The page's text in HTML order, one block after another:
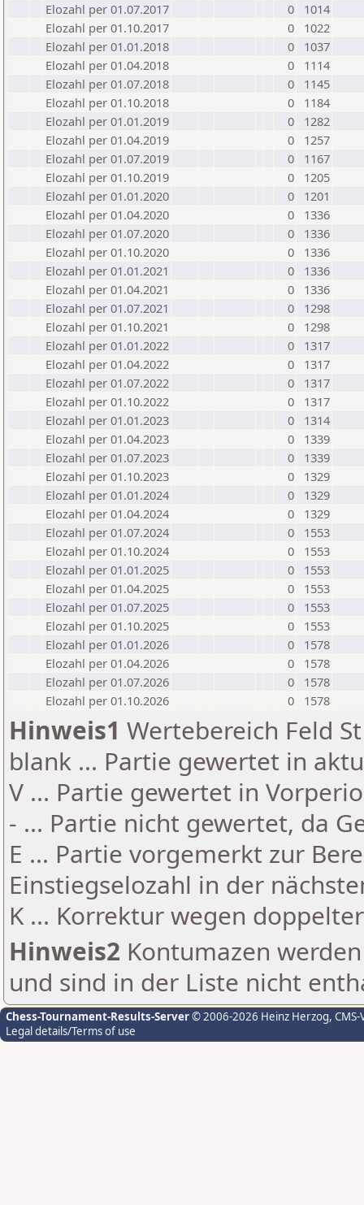
Elozahl per 01.07.2017
0
1014
Elozahl per 01.10.2017
0
1022
Elozahl per 01.01.2018
0
1037
Elozahl per 01.04.2018
0
1114
Elozahl per 01.07.2018
0
1145
Elozahl per 01.10.2018
0
1184
Elozahl per 01.01.2019
0
1282
Elozahl per 01.04.2019
0
1257
Elozahl per 01.07.2019
0
1167
Elozahl per 01.10.2019
0
1205
Elozahl per 01.01.2020
0
1201
Elozahl per 01.04.2020
0
1336
Elozahl per 01.07.2020
0
1336
Elozahl per 01.10.2020
0
1336
Elozahl per 01.01.2021
0
1336
Elozahl per 01.04.2021
0
1336
Elozahl per 01.07.2021
0
1298
Elozahl per 01.10.2021
0
1298
Elozahl per 01.01.2022
0
1317
Elozahl per 01.04.2022
0
1317
Elozahl per 01.07.2022
0
1317
Elozahl per 01.10.2022
0
1317
Elozahl per 01.01.2023
0
1314
Elozahl per 01.04.2023
0
1339
Elozahl per 01.07.2023
0
1339
Elozahl per 01.10.2023
0
1329
Elozahl per 01.01.2024
0
1329
Elozahl per 01.04.2024
0
1329
Elozahl per 01.07.2024
0
1553
Elozahl per 01.10.2024
0
1553
Elozahl per 01.01.2025
0
1553
Elozahl per 01.04.2025
0
1553
Elozahl per 01.07.2025
0
1553
Elozahl per 01.10.2025
0
1553
Elozahl per 01.01.2026
0
1578
Elozahl per 01.04.2026
0
1578
Elozahl per 01.07.2026
0
1578
Elozahl per 01.10.2026
0 1578
Hinweis1 Wertebereich Feld
blank ... Partie gewertet in
V ... Partie gewertet in
- ... Partie nicht gewertet, da
E ... Partie vorgemerkt zur
Einstiegselozahl in der
K ... Korrektur wegen
Hinweis2 Kontumazen
und sind in der Liste nicht
Chess-Tournament-Results-Server© 2006-2026 Heinz Herzog,
Legal details/Terms of use